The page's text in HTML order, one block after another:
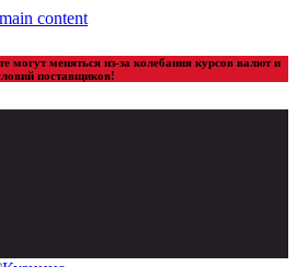
content
могут меняться из-за колебания курсов валют и
поставщиков!